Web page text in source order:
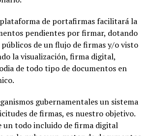
de portafirmas facilitará la
pendientes por firmar, dotando
de un flujo de firmas y/o visto
la visualización, firma digital,
de todo tipo de documentos en
gubernamentales un sistema
de firmas, es nuestro objetivo.
un todo incluido de firma digital